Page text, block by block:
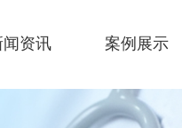
闻资讯 案例展示